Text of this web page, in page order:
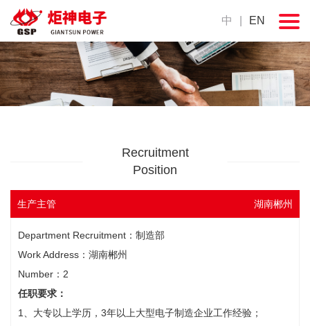
中 EN
Recruitment
Position
生产主管 湖南郴州
Department Recruitment：制造部
Work Address：湖南郴州
Number：2
任职要求：
1、大专以上学历，3年以上大型电子制造企业工作经验；